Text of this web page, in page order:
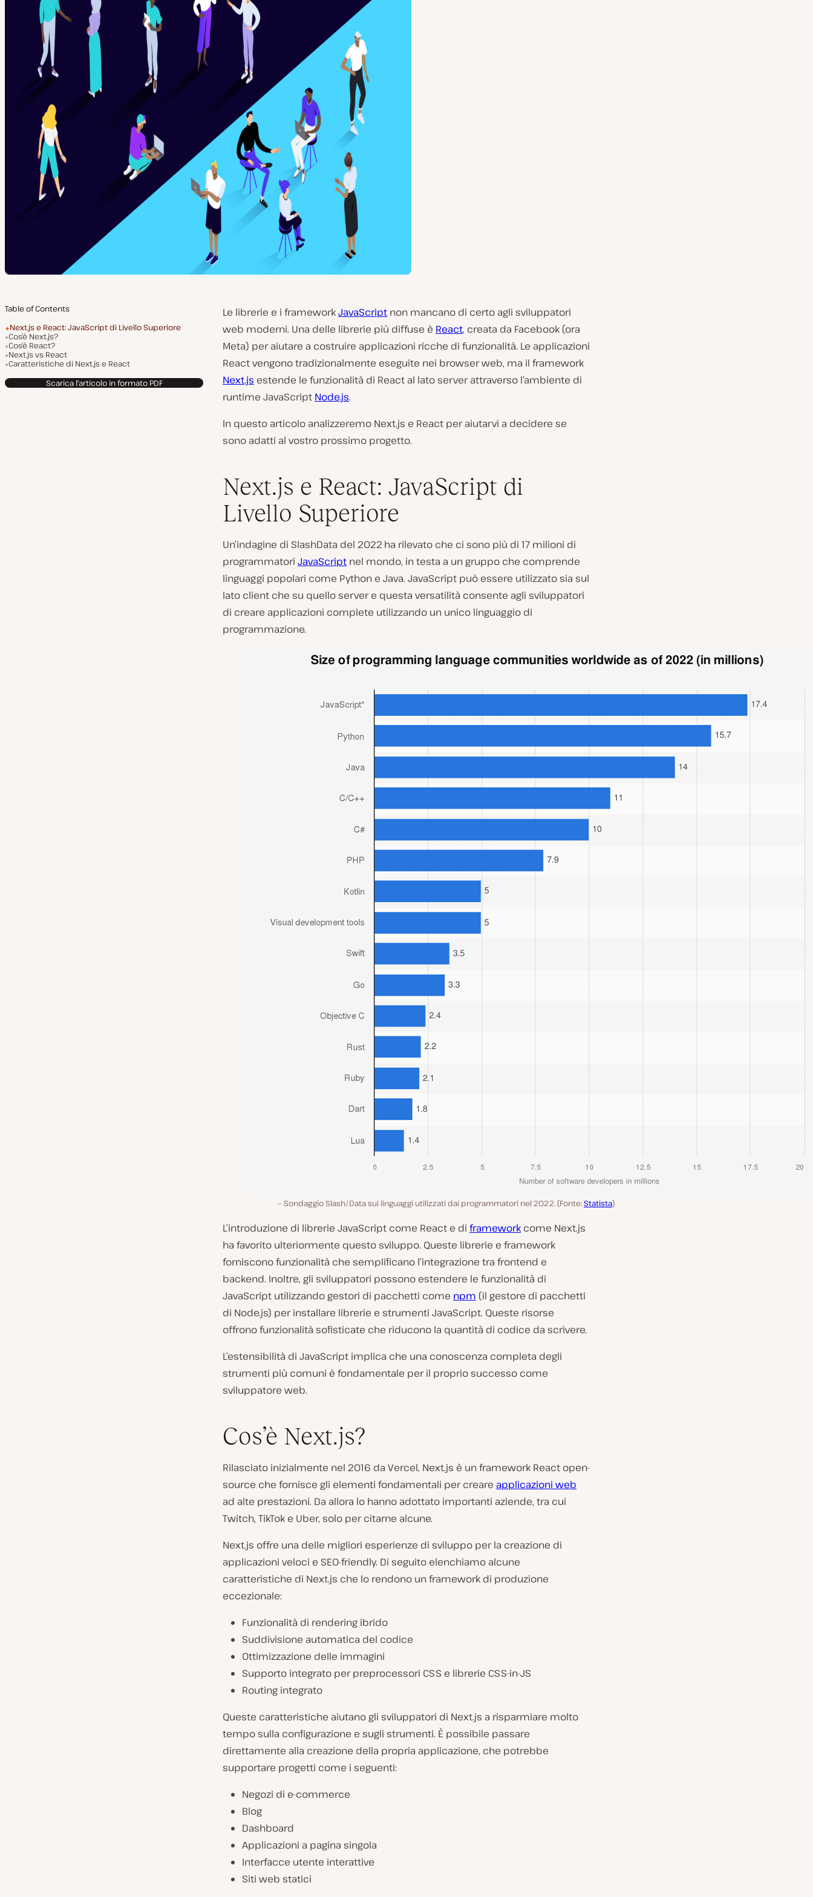
Table of Contents
Next.js e React: JavaScript di Livello Superiore
Cos’è Next.js?
Cos’è React?
Next.js vs React
Caratteristiche di Next.js e React
Scarica l'articolo in formato PDF
Le librerie e i frameworkJavaScript non mancano di certo agli sviluppatori
web moderni. Una delle librerie più diffuse è React, creata da Facebook (ora
Meta) per aiutare a costruire applicazioni ricche di funzionalità. Le applicazioni
React vengono tradizionalmente eseguite nei browser web, ma il framework
Next.js estende le funzionalità di React al lato server attraverso l’ambiente di
runtime JavaScript Node.js.
In questo articolo analizzeremo Next.js e React per aiutarvi a decidere se
sono adatti al vostro prossimo progetto.
Next.js e React: JavaScript di
Livello Superiore
Un’indagine di SlashData del 2022 ha rilevato che ci sono più di 17 milioni di
programmatori JavaScript nel mondo, in testa a un gruppo che comprende
linguaggi popolari come Python e Java. JavaScript può essere utilizzato sia sul
lato client che su quello server e questa versatilità consente agli sviluppatori
di creare applicazioni complete utilizzando un unico linguaggio di
programmazione.
Sondaggio Slash/Data sui linguaggi utilizzati dai programmatori nel 2022. (Fonte:Statista)
L’introduzione di librerie JavaScript come React e di framework come Next.js
ha favorito ulteriormente questo sviluppo. Queste librerie e framework
forniscono funzionalità che semplificano l’integrazione tra frontend e
backend. Inoltre, gli sviluppatori possono estendere le funzionalità di
JavaScript utilizzando gestori di pacchetti come npm (il gestore di pacchetti
di Node.js) per installare librerie e strumenti JavaScript. Queste risorse
offrono funzionalità sofisticate che riducono la quantità di codice da scrivere.
L’estensibilità di JavaScript implica che una conoscenza completa degli
strumenti più comuni è fondamentale per il proprio successo come
sviluppatore web.
Cos’è Next.js?
Rilasciato inizialmente nel 2016 da Vercel, Next.js è un framework React open-
source che fornisce gli elementi fondamentali per creare applicazioni web
ad alte prestazioni. Da allora lo hanno adottato importanti aziende, tra cui
Twitch, TikTok e Uber, solo per citarne alcune.
Next.js offre una delle migliori esperienze di sviluppo per la creazione di
applicazioni veloci e SEO-friendly. Di seguito elenchiamo alcune
caratteristiche di Next.js che lo rendono un framework di produzione
eccezionale:
Funzionalità di rendering ibrido
Suddivisione automatica del codice
Ottimizzazione delle immagini
Supporto integrato per preprocessori CSS e librerie CSS-in-JS
Routing integrato
Queste caratteristiche aiutano gli sviluppatori di Next.js a risparmiare molto
tempo sulla configurazione e sugli strumenti. È possibile passare
direttamente alla creazione della propria applicazione, che potrebbe
supportare progetti come i seguenti:
Negozi di e-commerce
Blog
Dashboard
Applicazioni a pagina singola
Interfacce utente interattive
Siti web statici